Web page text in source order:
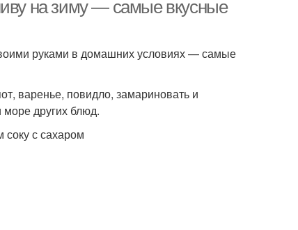
компот
Компот без
на зиму — самые вкусные
руками в домашних условиях — самые
варенье, повидло, замариновать и
других блюд.
соку с сахаром